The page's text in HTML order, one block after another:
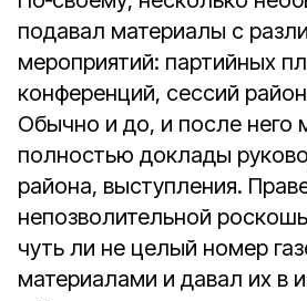
подавал материалы с
мероприятий: партийных
конференций, сессий
Обычно и до, и после него
полностью доклады
района, выступления.
непозволительной
чуть ли не целый номер
материалами и давал их в